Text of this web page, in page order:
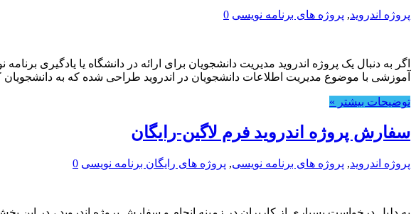
پروژه اندروید, پروژه های برنامه نویسی 0
اگر به دنبال یک پروژه اندروید مدیریت دانشجویان برای ارائه در دانشگاه یا یادگیری
آموزشی با موضوع مدیریت اطلاعات دانشجویان در اندروید طراحی شده که به دانشجویان
توضیحات بیشتر »
سفارش پروژه اندروید فرم لاگین-رایگان
پروژه اندروید, پروژه های برنامه نویسی, پروژه های رایگان برنامه نویسی 0